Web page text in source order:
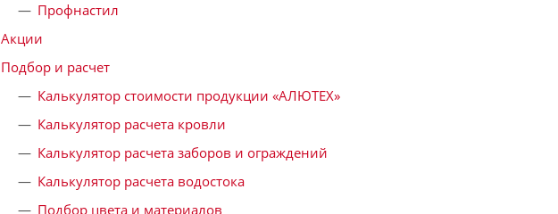
Профнастил
Акции
Подбор и расчет
Калькулятор стоимости продукции «АЛЮТЕХ»
Калькулятор расчета кровли
Калькулятор расчета заборов и ограждений
Калькулятор расчета водостока
Подбор цвета и материалов